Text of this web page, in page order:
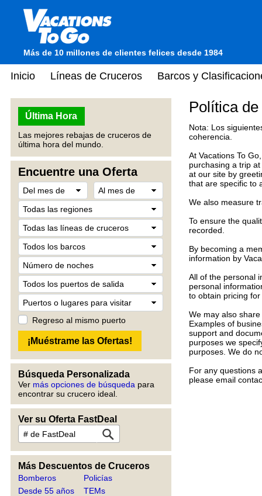
Más de 10 millones de clientes felices desde 1984
Inicio Líneas de Cruceros Barcos y
Última Hora
Las mejores rebajas de cruceros de
última hora del mundo.
Encuentre una Oferta
Regreso al mismo puerto
Búsqueda Personalizada
Ver más opciones de búsqueda para
encontrar su crucero ideal.
Ver su Oferta FastDeal
Más Descuentos de Cruceros
Bomberos
Desde 55 años
Policías
TEMs
Política
Nota: Los
coherencia.
At Vacations To
purchasing a trip
at our site by
that are specific to
We also measure
To ensure the
recorded.
By becoming a
information by
All of the personal
personal
to obtain pricing
We may also
Examples of
support and
purposes we
purposes. We do
For any questions
please email